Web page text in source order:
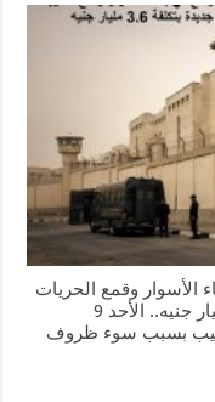
الأسوار وقمع الحريات
ويعتزم بناء 7 سجون جديدة بتكلفة 3.6 مليار جنيه.. الأحد 9
شعيب بسبب سوء ظروف